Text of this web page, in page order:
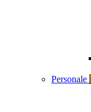
Personale